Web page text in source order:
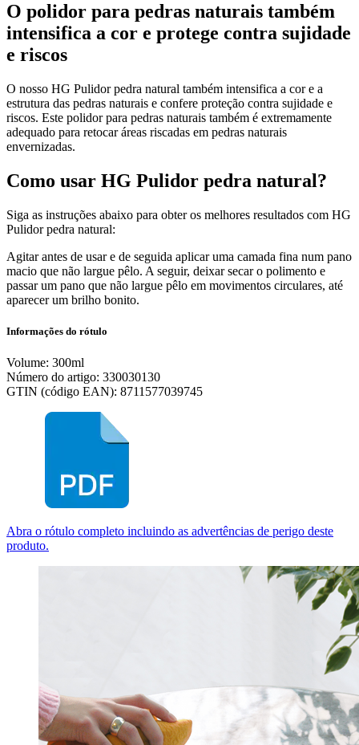
O polidor para pedras naturais também
intensifica a cor e protege contra sujidade
e riscos
O nosso HG Pulidor pedra natural também intensifica a cor e a
estrutura das pedras naturais e confere proteção contra sujidade e
riscos. Este polidor para pedras naturais também é extremamente
adequado para retocar áreas riscadas em pedras naturais
envernizadas.
Como usar HG Pulidor pedra natural?
Siga as instruções abaixo para obter os melhores resultados com HG
Pulidor pedra natural:
Agitar antes de usar e de seguida aplicar uma camada fina num pano
macio que não largue pêlo. A seguir, deixar secar o polimento e
passar um pano que não largue pêlo em movimentos circulares, até
aparecer um brilho bonito.
Informações do rótulo
Volume: 300ml
Número do artigo: 330030130
GTIN (código EAN): 8711577039745
Abra o rótulo completo incluindo as advertências de perigo deste
produto.